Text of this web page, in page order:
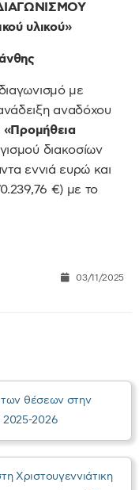
υλικού»
με
αναδόχου
«Προμήθεια
διακοσίων
εννιά ευρώ και
€) με το
03/11/2025
θέσεων στην
2025-2026
Χριστουγεννιάτικη